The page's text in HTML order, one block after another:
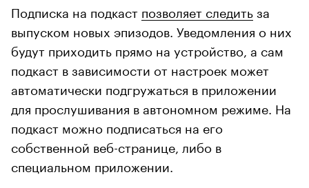
Подписка на подкаст позволяет следитьза
выпуском новых эпизодов. Уведомления о них
будут приходить прямо на устройство, а сам
подкаст в зависимости от настроек может
автоматически подгружаться в приложении
для прослушивания в автономном режиме. На
подкаст можно подписаться на его
собственной веб-странице, либо в
специальном приложении.